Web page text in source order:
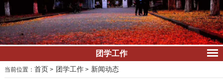
团学工作
当前位置： 首页 > 团学工作 > 新闻动态